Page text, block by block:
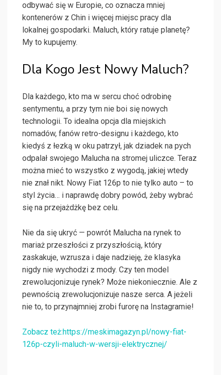
odbywać się w Europie, co oznacza mniej
kontenerów z Chin i więcej miejsc pracy dla
lokalnej gospodarki. Maluch, który ratuje planetę?
My to kupujemy.
Dla Kogo Jest Nowy Maluch?
Dla każdego, kto ma w sercu choć odrobinę
sentymentu, a przy tym nie boi się nowych
technologii. To idealna opcja dla miejskich
nomadów, fanów retro-designu i każdego, kto
kiedyś z łezką w oku patrzył, jak dziadek na pych
odpalał swojego Malucha na stromej uliczce. Teraz
można mieć to wszystko z wygodą, jakiej wtedy
nie znał nikt. Nowy Fiat 126p to nie tylko auto – to
styl życia… i naprawdę dobry powód, żeby wybrać
się na przejażdżkę bez celu.
Nie da się ukryć — powrót Malucha na rynek to
mariaż przeszłości z przyszłością, który
zaskakuje, wzrusza i daje nadzieję, że klasyka
nigdy nie wychodzi z mody. Czy ten model
zrewolucjonizuje rynek? Może niekoniecznie. Ale z
pewnością zrewolucjonizuje nasze serca. A jeżeli
nie to, to przynajmniej zrobi furorę na Instagramie!
Zobacz też:https://meskimagazyn.pl/nowy-fiat-
126p-czyli-maluch-w-wersji-elektrycznej/